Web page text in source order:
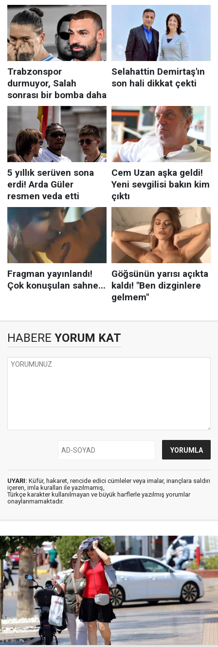
HABERE YORUM KAT
UYARI: Küfür, hakaret, rencide edici cümleler veya imalar, inançlara saldırı
içeren, imla kuralları ile yazılmamış,
Türkçe karakter kullanılmayan ve büyük harflerle yazılmış yorumlar
onaylanmamaktadır.